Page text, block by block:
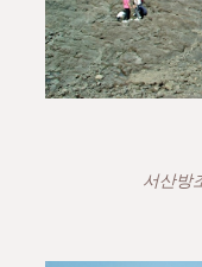
서산방